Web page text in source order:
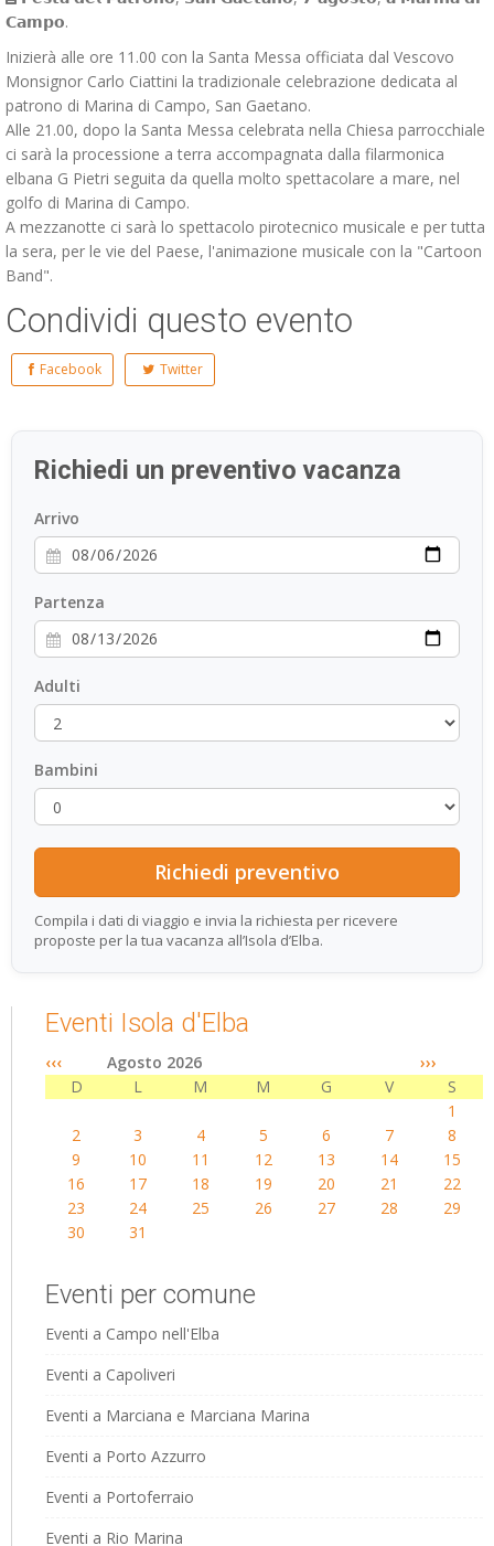
𝗖𝗮𝗺𝗽𝗼.
Inizierà alle ore 11.00 con la Santa Messa officiata dal Vescovo
Monsignor Carlo Ciattini la tradizionale celebrazione dedicata al
patrono di Marina di Campo, San Gaetano.
Alle 21.00, dopo la Santa Messa celebrata nella Chiesa parrocchiale
ci sarà la processione a terra accompagnata dalla filarmonica
elbana G Pietri seguita da quella molto spettacolare a mare, nel
golfo di Marina di Campo.
A mezzanotte ci sarà lo spettacolo pirotecnico musicale e per tutta
la sera, per le vie del Paese, l'animazione musicale con la "Cartoon
Band".
Condividi questo evento
Facebook Twitter
Richiedi un preventivo vacanza
Arrivo
Partenza
Adulti
Bambini
Compila i dati di viaggio e invia la richiesta per ricevere
proposte per la tua vacanza all’Isola d’Elba.
Eventi Isola d'Elba
‹‹‹ Agosto 2026
›››
D
L M M G V
S
1
2
3 4 5 6 7
8
9
10 11 12 13 14
15
16
17 18 19 20 21
22
23
24 25 26 27 28
29
30
31
Eventi per comune
Eventi a Campo nell'Elba
Eventi a Capoliveri
Eventi a Marciana e Marciana Marina
Eventi a Porto Azzurro
Eventi a Portoferraio
Eventi a Rio Marina